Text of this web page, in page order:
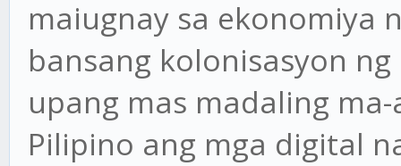
maiugnay sa ekonomiya
bansang kolonisasyon
upang mas madaling
Pilipino ang mga digital